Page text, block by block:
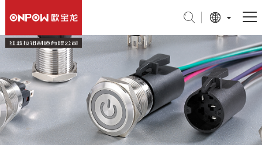
产品中心
行业应用
关于我们
技术支持